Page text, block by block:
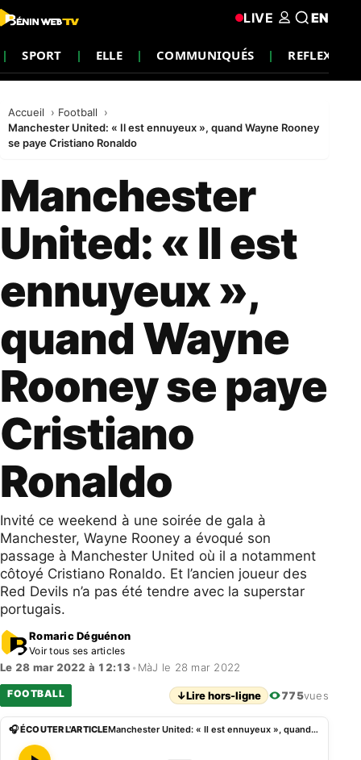
SPORT ELLE COMMUNIQUÉS REFLEXION
LIVE EN
Accueil
Football
Manchester United: « Il est ennuyeux », quand Wayne Rooney
se paye Cristiano Ronaldo
Manchester
United: « Il est
ennuyeux »,
quand Wayne
Rooney se paye
Cristiano
Ronaldo
Invité ce weekend à une soirée de gala à
Manchester, Wayne Rooney a évoqué son
passage à Manchester United où il a notamment
côtoyé Cristiano Ronaldo. Et l’ancien joueur des
Red Devils n’a pas été tendre avec la superstar
portugais.
Romaric Déguénon
Voir tous ses articles
Le 28 mar 2022 à 12:13• MàJ le 28 mar 2022
FOOTBALL ↓Lire hors-ligne 775vues
🎧 ÉCOUTER L'ARTICLE Manchester United: « Il est ennuyeux », quand Wayne Rooney se paye Cristiano Ronaldo